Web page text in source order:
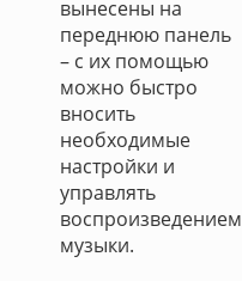
вынесены на
переднюю панель
– с их помощью
можно быстро
вносить
необходимые
настройки и
управлять
воспроизведением
музыки.